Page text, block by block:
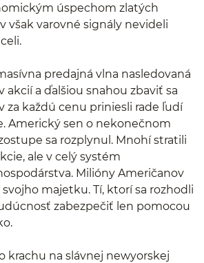
úspechom zlatých
však varovné signály nevideli
predajná vlna nasledovaná
akcií a ďalšiou snahou zbaviť sa
za každú cenu priniesli rade ľudí
Americký sen o nekonečnom
sa rozplynul. Mnohí stratili
ale v celý systém
Milióny Američanov
majetku. Tí, ktorí sa rozhodli
zabezpečiť len pomocou
krachu na slávnej newyorskej